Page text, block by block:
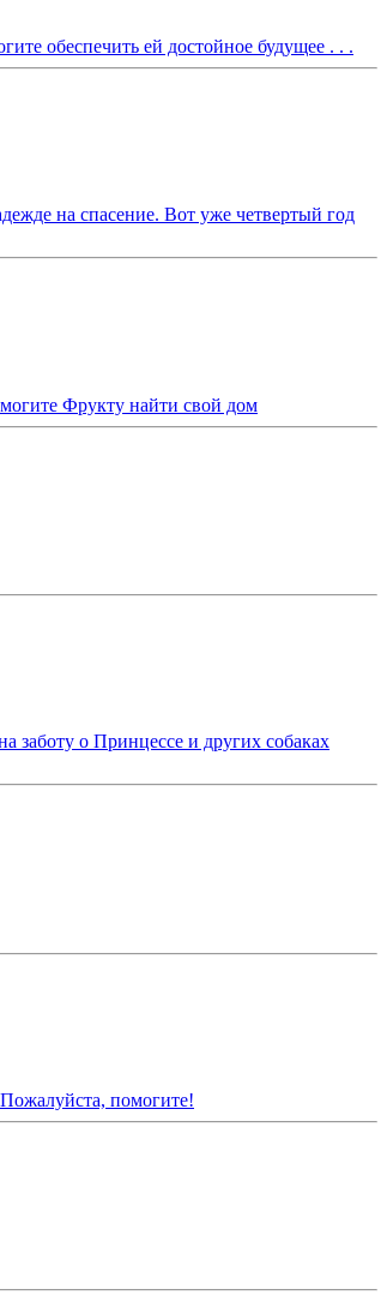
обеспечить ей достойное будущее . . .
на спасение. Вот уже четвертый год
Фрукту найти свой дом
о Принцессе и других собаках
помогите!